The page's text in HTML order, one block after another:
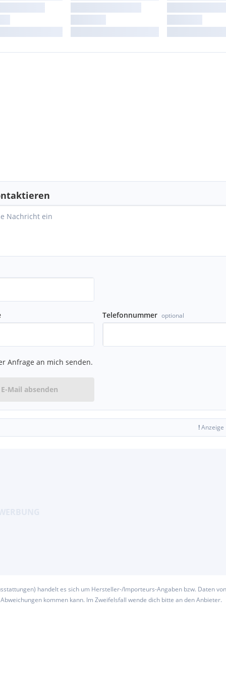
Telefonnummer optional
Anfrage an mich senden.
E-Mail absenden
!Anzeige
handelt es sich um Hersteller-/Importeurs-Angaben bzw. Daten von
kommen kann. Im Zweifelsfall wende dich bitte an den Anbieter.